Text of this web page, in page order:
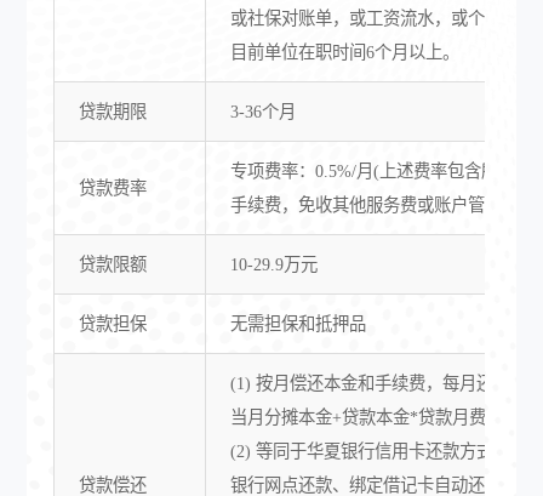
或社保对账单，或工资流水，或个人完税
目前单位在职时间6个月以上。
贷款期限 3-36个月
贷款费率
专项费率：0.5%/月(上述费率包含所有利
手续费，免收其他服务费或账户管理费)
贷款限额 10-29.9万元
贷款担保 无需担保和抵押品
贷款偿还
(1) 按月偿还本金和手续费，每月还款金
当月分摊本金+贷款本金*贷款月费率
(2) 等同于华夏银行信用卡还款方式，例
银行网点还款、绑定借记卡自动还款、拉